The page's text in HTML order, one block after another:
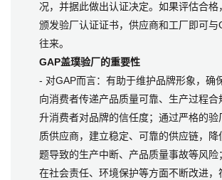
况，并据此做出认证决定。如果评估合格
颁发验厂认证证书，供应商和工厂即可与
往来。
GAP盖璞验厂的重要性
- 对GAP而言：有助于维护品牌形象，确
向消费者传递产品质量可靠、生产过程合
升消费者对品牌的信任度；通过严格的验
质供应商，建立稳定、可靠的供应链，降
题导致的生产中断、产品质量事故等风险
在社会责任、环境保护等方面不断改进，